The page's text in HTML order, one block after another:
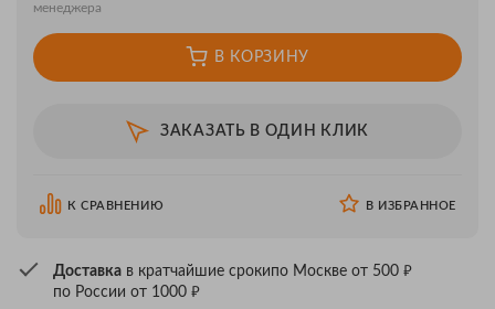
менеджера
В КОРЗИНУ
ЗАКАЗАТЬ В ОДИН КЛИК
К СРАВНЕНИЮ В ИЗБРАННОЕ
Доставка в кратчайшие срокипо Москве от 500 ₽
по России от 1000 ₽